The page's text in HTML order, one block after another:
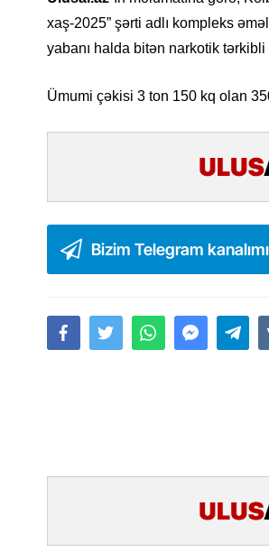
xaş-2025” şərti adlı kompleks
yabanı halda bitən narkotik
Ümumi çəkisi 3 ton 150 kq olan
Bizim Telegram